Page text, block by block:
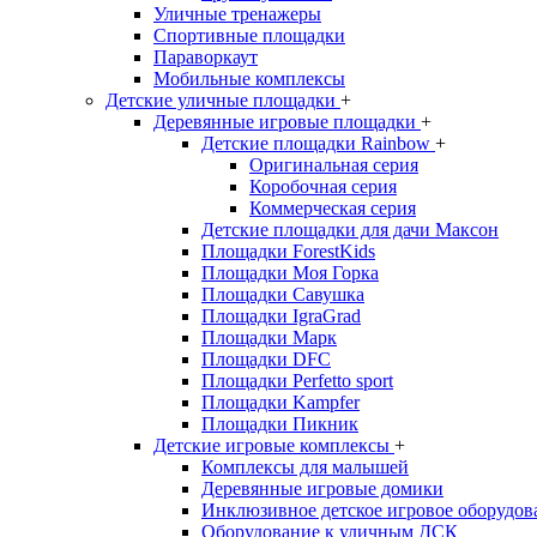
Уличные тренажеры
Спортивные площадки
Параворкаут
Мобильные комплексы
Детские уличные площадки +
Деревянные игровые площадки +
Детские площадки Rainbow +
Оригинальная серия
Коробочная серия
Коммерческая серия
Детские площадки для дачи Максон
Площадки ForestKids
Площадки Моя Горка
Площадки Савушка
Площадки IgraGrad
Площадки Марк
Площадки DFC
Площадки Perfetto sport
Площадки Kampfer
Площадки Пикник
Детские игровые комплексы +
Комплексы для малышей
Деревянные игровые домики
Инклюзивное детское игровое
Оборудование к уличным ДСК